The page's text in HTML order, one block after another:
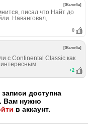
[Жалоба]
писал что Найт до
Наванговал,
0
[Жалоба]
c Continental Classic как
+2
доступна
Вам нужно
в аккаунт.